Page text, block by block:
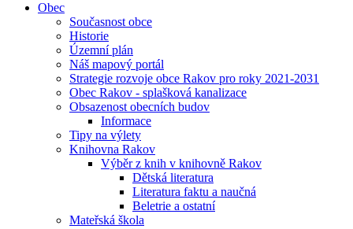
Obec
Současnost obce
Historie
Územní plán
Náš mapový portál
Strategie rozvoje obce Rakov pro roky 2021-2031
Obec Rakov - splašková kanalizace
Obsazenost obecních budov
Informace
Tipy na výlety
Knihovna Rakov
Výběr z knih v knihovně Rakov
Dětská literatura
Literatura faktu a naučná
Beletrie a ostatní
Mateřská škola